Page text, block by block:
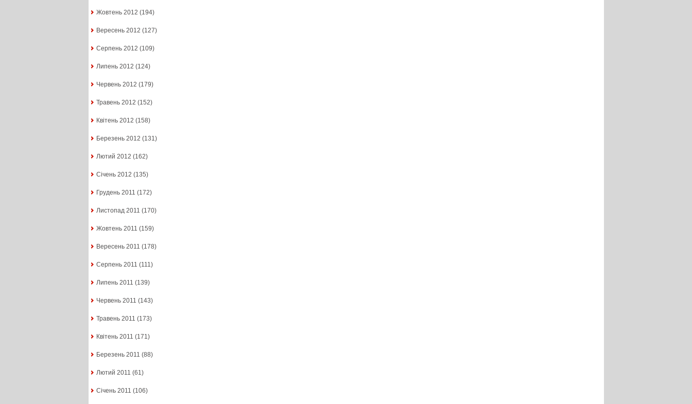
Жовтень 2012 (194)
Вересень 2012 (127)
Серпень 2012 (109)
Липень 2012 (124)
Червень 2012 (179)
Травень 2012 (152)
Квітень 2012 (158)
Березень 2012 (131)
Лютий 2012 (162)
Січень 2012 (135)
Грудень 2011 (172)
Листопад 2011 (170)
Жовтень 2011 (159)
Вересень 2011 (178)
Серпень 2011 (111)
Липень 2011 (139)
Червень 2011 (143)
Травень 2011 (173)
Квітень 2011 (171)
Березень 2011 (88)
Лютий 2011 (61)
Січень 2011 (106)